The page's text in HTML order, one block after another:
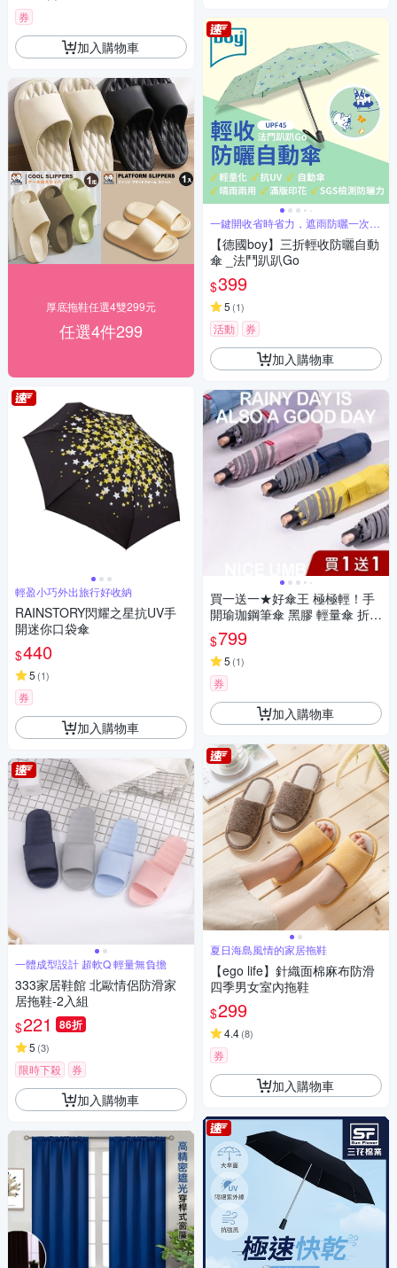
券
加入購物車
厚底拖鞋任選4雙299元
任選4件299
輕盈小巧外出旅行好收納
RAINSTORY閃耀之星抗UV手
開迷你口袋傘
$440
5 (1)
券
加入購物車
一體成型設計 超軟Q 輕量無負擔
333家居鞋館 北歐情侶防滑家
居拖鞋-2入組
$221 86折
5 (3)
限時下殺 券
加入購物車
一鍵開收省時省力，遮雨防曬一次到
【德國boy】三折輕收防曬自動
傘 _法鬥趴趴Go
$399
5 (1)
活動 券
加入購物車
買一送一★好傘王 極極輕！手
開瑜珈鋼筆傘 黑膠 輕量傘 折疊
傘 雨傘 晴雨兩用 夜光條
$799
5 (1)
券
加入購物車
夏日海島風情的家居拖鞋
【ego life】針織面棉麻布防滑
四季男女室內拖鞋
$299
4.4(8)
券
加入購物車